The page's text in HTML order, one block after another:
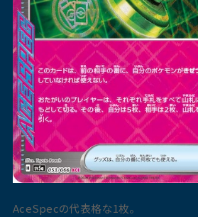
AceSpecの代表格な1枚。